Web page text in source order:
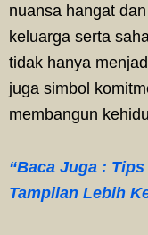
nuansa hangat
keluarga serta
tidak hanya
juga simbol
membangun
“Baca Juga :
Tampilan Lebih